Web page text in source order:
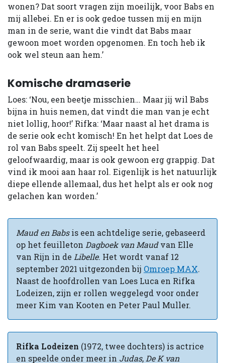
wonen? Dat soort vragen zijn moeilijk, voor Babs en
mij allebei. En er is ook gedoe tussen mij en mijn
man in de serie, want die vindt dat Babs maar
gewoon moet worden opgenomen. En toch heb ik
ook wel steun aan hem.’
Komische dramaserie
Loes: ‘Nou, een beetje misschien… Maar jij wil Babs
bijna in huis nemen, dat vindt die man van je echt
niet lollig, hoor!’ Rifka: ‘Maar naast al het drama is
de serie ook echt komisch! En het helpt dat Loes de
rol van Babs speelt. Zij speelt het heel
geloofwaardig, maar is ook gewoon erg grappig. Dat
vind ik mooi aan haar rol. Eigenlijk is het natuurlijk
diepe ellende allemaal, dus het helpt als er ook nog
gelachen kan worden.’
Maud en Babsis een achtdelige serie, gebaseerd
op het feuilleton Dagboek van Maudvan Elle
van Rijn in de Libelle. Het wordt vanaf 12
september 2021 uitgezonden bij Omroep MAX.
Naast de hoofdrollen van Loes Luca en Rifka
Lodeizen, zijn er rollen weggelegd voor onder
meer Kim van Kooten en Peter Paul Muller.
Rifka Lodeizen (1972, twee dochters) is actrice
en speelde onder meer in Judas, De K van